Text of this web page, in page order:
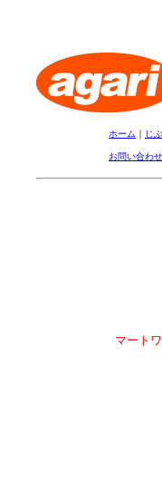
ホーム ｜ じ
お問い合わ
マート